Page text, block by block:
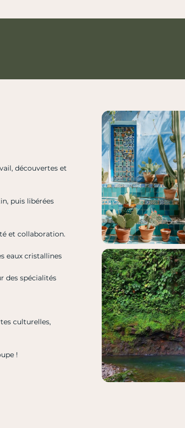
découvertes et
puis libérées
et collaboration.
eaux cristallines
des spécialités
culturelles,
!